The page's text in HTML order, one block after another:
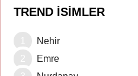
TREND İSIMLER
Nehir
Emre